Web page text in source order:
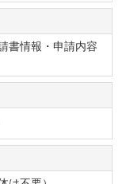
書情報・申請内容